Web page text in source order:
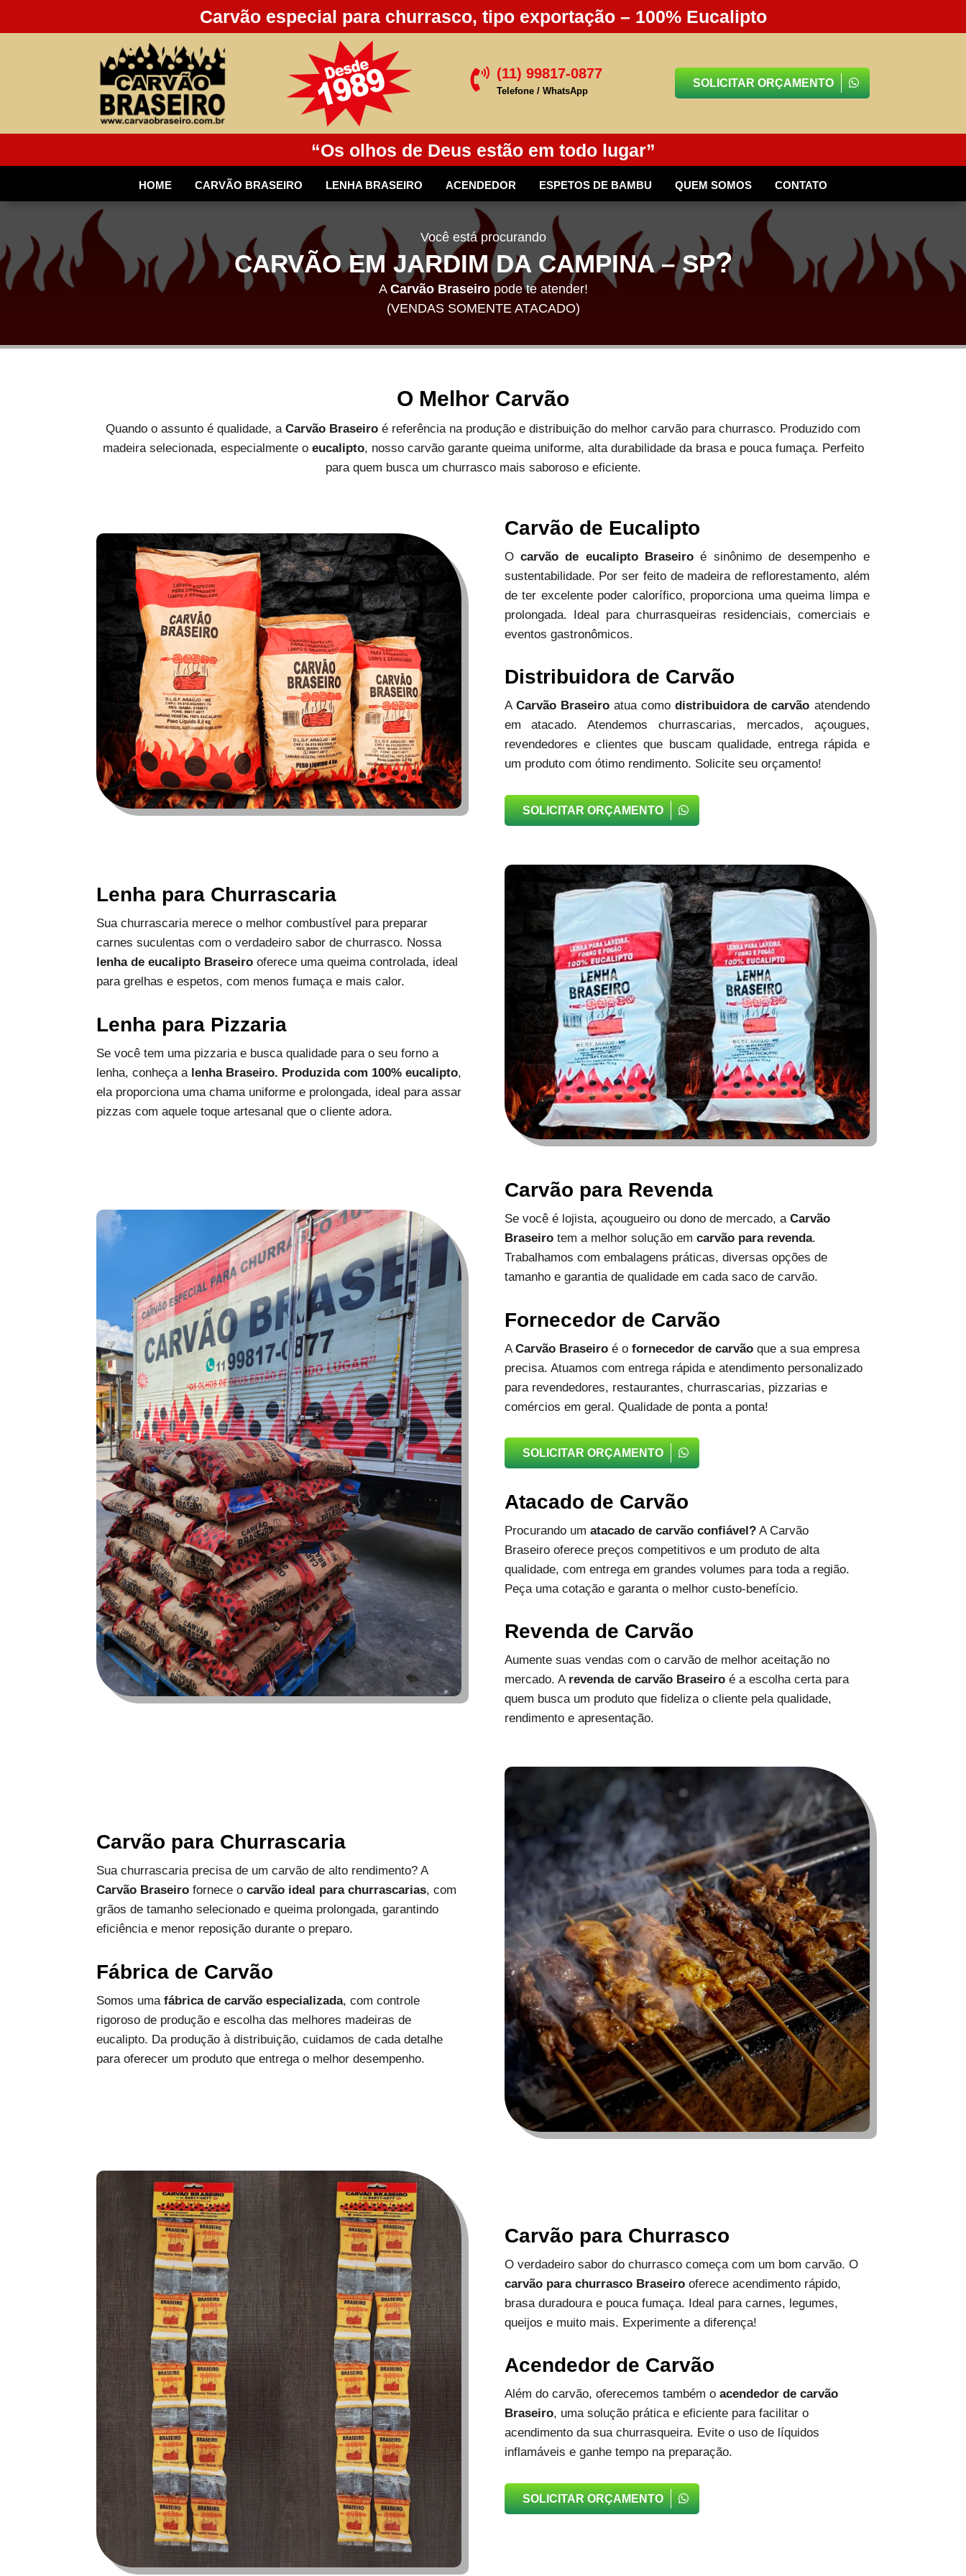
Carvão especial para churrasco, tipo exportação – 100% Eucalipto
 (11) 99817-0877
Telefone / WhatsApp
SOLICITAR ORÇAMENTO
“Os olhos de Deus estão em todo lugar”
HOME CARVÃO BRASEIRO LENHA BRASEIRO ACENDEDOR ESPETOS DE BAMBU QUEM SOMOS CONTATO
Você está procurando
CARVÃO EM JARDIM DA CAMPINA – SP?
A Carvão Braseiropode te atender!
(VENDAS SOMENTE ATACADO)
O Melhor Carvão
Quando o assunto é qualidade, a Carvão Braseiro é referência na produção e distribuição do melhor carvão para churrasco. Produzido com
madeira selecionada, especialmente o eucalipto, nosso carvão garante queima uniforme, alta durabilidade da brasa e pouca fumaça. Perfeito
para quem busca um churrasco mais saboroso e eficiente.
Carvão de Eucalipto
O carvão de eucalipto Braseiroé sinônimo de desempenho e
sustentabilidade. Por ser feito de madeira de reflorestamento, além
de ter excelente poder calorífico, proporciona uma queima limpa e
prolongada. Ideal para churrasqueiras residenciais, comerciais e
eventos gastronômicos.
Distribuidora de Carvão
A Carvão Braseiroatua comodistribuidora de carvão atendendo
em atacado. Atendemos churrascarias, mercados, açougues,
revendedores e clientes que buscam qualidade, entrega rápida e
um produto com ótimo rendimento. Solicite seu orçamento!
SOLICITAR ORÇAMENTO
Lenha para Churrascaria
Sua churrascaria merece o melhor combustível para preparar
carnes suculentas com o verdadeiro sabor de churrasco. Nossa
lenha de eucalipto Braseiro oferece uma queima controlada, ideal
para grelhas e espetos, com menos fumaça e mais calor.
Lenha para Pizzaria
Se você tem uma pizzaria e busca qualidade para o seu forno a
lenha, conheça a lenha Braseiro. Produzida com 100% eucalipto,
ela proporciona uma chama uniforme e prolongada, ideal para assar
pizzas com aquele toque artesanal que o cliente adora.
Carvão para Revenda
Se você é lojista, açougueiro ou dono de mercado, a Carvão
Braseirotem a melhor solução em carvão para revenda.
Trabalhamos com embalagens práticas, diversas opções de
tamanho e garantia de qualidade em cada saco de carvão.
Fornecedor de Carvão
A Carvão Braseiroé o fornecedor de carvãoque a sua empresa
precisa. Atuamos com entrega rápida e atendimento personalizado
para revendedores, restaurantes, churrascarias, pizzarias e
comércios em geral. Qualidade de ponta a ponta!
SOLICITAR ORÇAMENTO
Atacado de Carvão
Procurando um atacado de carvão confiável?A Carvão
Braseiro oferece preços competitivos e um produto de alta
qualidade, com entrega em grandes volumes para toda a região.
Peça uma cotação e garanta o melhor custo-benefício.
Revenda de Carvão
Aumente suas vendas com o carvão de melhor aceitação no
mercado. A revenda de carvão Braseiroé a escolha certa para
quem busca um produto que fideliza o cliente pela qualidade,
rendimento e apresentação.
Carvão para Churrascaria
Sua churrascaria precisa de um carvão de alto rendimento? A
Carvão Braseiro fornece ocarvão ideal para churrascarias, com
grãos de tamanho selecionado e queima prolongada, garantindo
eficiência e menor reposição durante o preparo.
Fábrica de Carvão
Somos umafábrica de carvão especializada, com controle
rigoroso de produção e escolha das melhores madeiras de
eucalipto. Da produção à distribuição, cuidamos de cada detalhe
para oferecer um produto que entrega o melhor desempenho.
Carvão para Churrasco
O verdadeiro sabor do churrasco começa com um bom carvão. O
carvão para churrasco Braseirooferece acendimento rápido,
brasa duradoura e pouca fumaça. Ideal para carnes, legumes,
queijos e muito mais. Experimente a diferença!
Acendedor de Carvão
Além do carvão, oferecemos também o acendedor de carvão
Braseiro, uma solução prática e eficiente para facilitar o
acendimento da sua churrasqueira. Evite o uso de líquidos
inflamáveis e ganhe tempo na preparação.
SOLICITAR ORÇAMENTO